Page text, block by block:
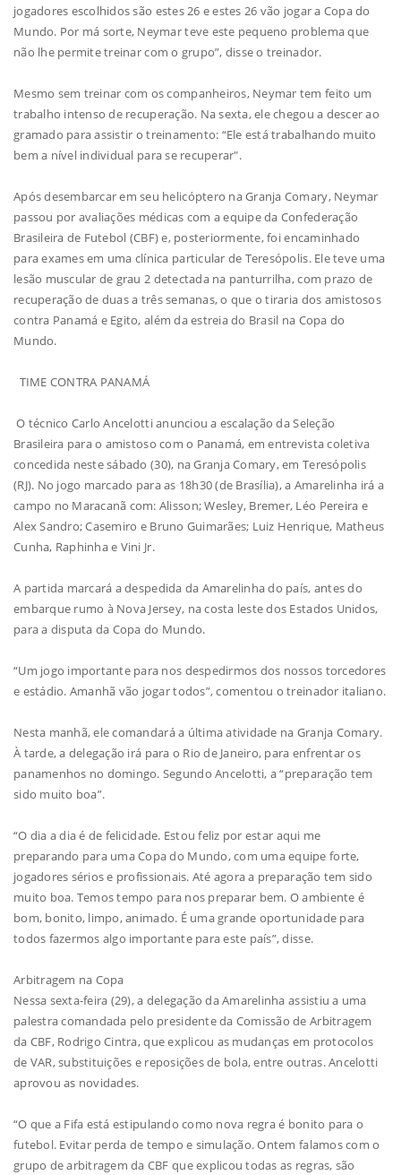
jogadores escolhidos são estes 26 e estes 26 vão jogar a Copa do
Mundo. Por má sorte, Neymar teve este pequeno problema que
não lhe permite treinar com o grupo”, disse o treinador.
Mesmo sem treinar com os companheiros, Neymar tem feito um
trabalho intenso de recuperação. Na sexta, ele chegou a descer ao
gramado para assistir o treinamento: “Ele está trabalhando muito
bem a nível individual para se recuperar".
Após desembarcar em seu helicóptero na Granja Comary, Neymar
passou por avaliações médicas com a equipe da Confederação
Brasileira de Futebol (CBF) e, posteriormente, foi encaminhado
para exames em uma clínica particular de Teresópolis. Ele teve uma
lesão muscular de grau 2 detectada na panturrilha, com prazo de
recuperação de duas a três semanas, o que o tiraria dos amistosos
contra Panamá e Egito, além da estreia do Brasil na Copa do
Mundo.
TIME CONTRA PANAMÁ
O técnico Carlo Ancelotti anunciou a escalação da Seleção
Brasileira para o amistoso com o Panamá, em entrevista coletiva
concedida neste sábado (30), na Granja Comary, em Teresópolis
(RJ). No jogo marcado para as 18h30 (de Brasília), a Amarelinha irá a
campo no Maracanã com: Alisson; Wesley, Bremer, Léo Pereira e
Alex Sandro; Casemiro e Bruno Guimarães; Luiz Henrique, Matheus
Cunha, Raphinha e Vini Jr.
A partida marcará a despedida da Amarelinha do país, antes do
embarque rumo à Nova Jersey, na costa leste dos Estados Unidos,
para a disputa da Copa do Mundo.
“Um jogo importante para nos despedirmos dos nossos torcedores
e estádio. Amanhã vão jogar todos”, comentou o treinador italiano.
Nesta manhã, ele comandará a última atividade na Granja Comary.
À tarde, a delegação irá para o Rio de Janeiro, para enfrentar os
panamenhos no domingo. Segundo Ancelotti, a “preparação tem
sido muito boa”.
“O dia a dia é de felicidade. Estou feliz por estar aqui me
preparando para uma Copa do Mundo, com uma equipe forte,
jogadores sérios e profissionais. Até agora a preparação tem sido
muito boa. Temos tempo para nos preparar bem. O ambiente é
bom, bonito, limpo, animado. É uma grande oportunidade para
todos fazermos algo importante para este país”, disse.
Arbitragem na Copa
Nessa sexta-feira (29), a delegação da Amarelinha assistiu a uma
palestra comandada pelo presidente da Comissão de Arbitragem
da CBF, Rodrigo Cintra, que explicou as mudanças em protocolos
de VAR, substituições e reposições de bola, entre outras. Ancelotti
aprovou as novidades.
“O que a Fifa está estipulando como nova regra é bonito para o
futebol. Evitar perda de tempo e simulação. Ontem falamos com o
grupo de arbitragem da CBF que explicou todas as regras, são